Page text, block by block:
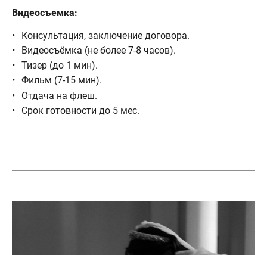
Видеосъемка:
Консультация, заключение договора.
Видеосъёмка (не более 7-8 часов).
Тизер (до 1 мин).
Фильм (7-15 мин).
Отдача на флеш.
Срок готовности до 5 мес.